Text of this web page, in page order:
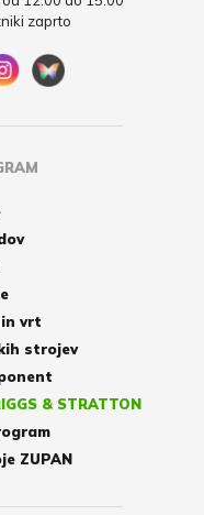
zaprto
in vrt
strojev
& STRATTON
ZUPAN